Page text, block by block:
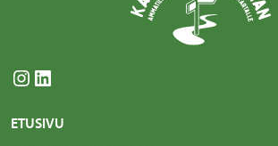
Instagram LinkedIn
ETUSIVU